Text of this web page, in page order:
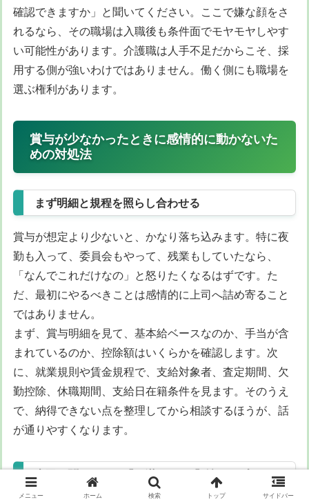
確認できますか」と聞いてください。ここで嫌な顔をさ
れるなら、その職場は入職後も条件面でモヤモヤしやす
い可能性があります。介護職は人手不足だからこそ、採
用する側が強いわけではありません。働く側にも職場を
選ぶ権利があります。
賞与が少なかったときに感情的に動かないた
めの対処法
まず明細と規程を照らし合わせる
賞与が想定より少ないと、かなり落ち込みます。特に夜
勤も入って、委員会もやって、残業もしていたなら、
「なんでこれだけなの」と怒りたくなるはずです。た
だ、最初にやるべきことは感情的に上司へ詰め寄ること
ではありません。
まず、賞与明細を見て、基本給ベースなのか、手当が含
まれているのか、控除額はいくらかを確認します。次
に、就業規則や賃金規程で、支給対象者、査定期間、欠
勤控除、休職期間、支給日在籍条件を見ます。そのうえ
で、納得できない点を整理してから相談するほうが、話
が通りやすくなります。
上司に聞くときは「不満」より「確認」で入る
メニュー ホーム 検索 トップ サイドバー